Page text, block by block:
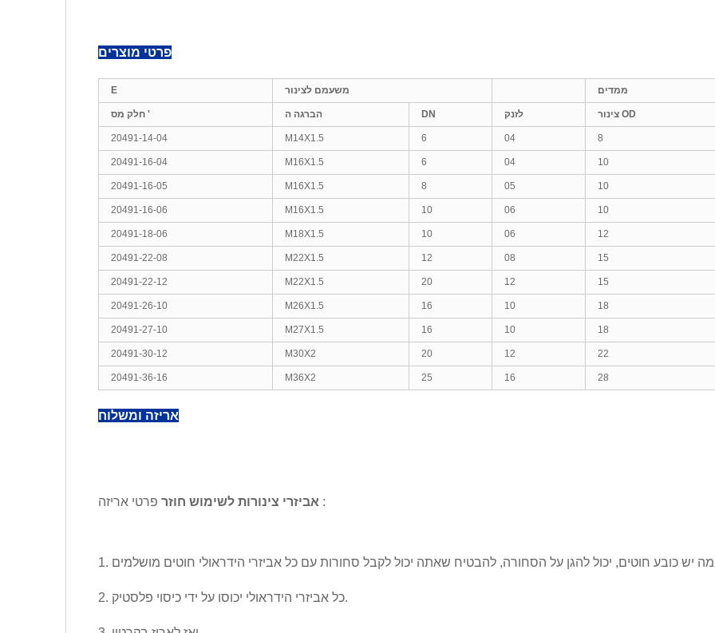
פרטי מוצרים
E משעמם לצינור ממדים
חלק מס ' הברגה ה DN לזנק צינור OD
20491-14-04 M14X1.5 6 04 8
20491-16-04 M16X1.5 6 04 10
20491-16-05 M16X1.5 8 05 10
20491-16-06 M16X1.5 10 06 10
20491-18-06 M18X1.5 10 06 12
20491-22-08 M22X1.5 12 08 15
20491-22-12 M22X1.5 20 12 15
20491-26-10 M26X1.5 16 10 18
20491-27-10 M27X1.5 16 10 18
20491-30-12 M30X2 20 12 22
20491-36-16 M36X2 25 16 28
אריזה ומשלוח
אביזרי צינורות לשימוש חוזר פרטי אריזה :
יש כובע חוטים, יכול להגן על הסחורה, להבטיח שאתה יכול לקבל סחורות עם כל אביזרי הידראולי חוטים מושלמים
2. כל אביזרי הידראולי יכוסו על ידי כיסוי פלסטיק.